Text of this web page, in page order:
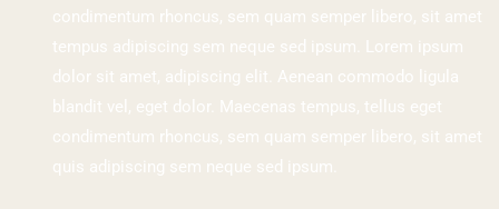
condimentum rhoncus, sem quam semper libero, sit amet
tempus adipiscing sem neque sed ipsum. Lorem ipsum
dolor sit amet, adipiscing elit. Aenean commodo ligula
blandit vel, eget dolor. Maecenas tempus, tellus eget
condimentum rhoncus, sem quam semper libero, sit amet
quis adipiscing sem neque sed ipsum.